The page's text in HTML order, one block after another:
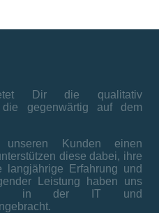
Dir die qualitativ
die gegenwärtig auf dem
Kunden einen
diese dabei, ihre
Erfahrung und
Leistung haben uns
in der IT und